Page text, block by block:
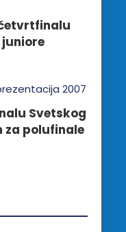
Svetskog
za polufinale